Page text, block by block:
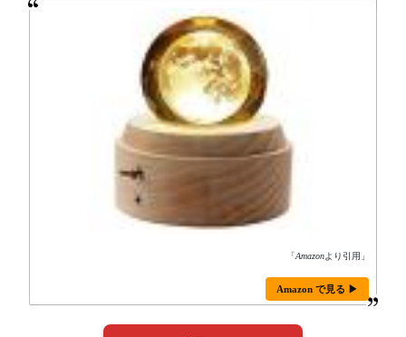
「Amazonより引用」
Amazon で見る ▶